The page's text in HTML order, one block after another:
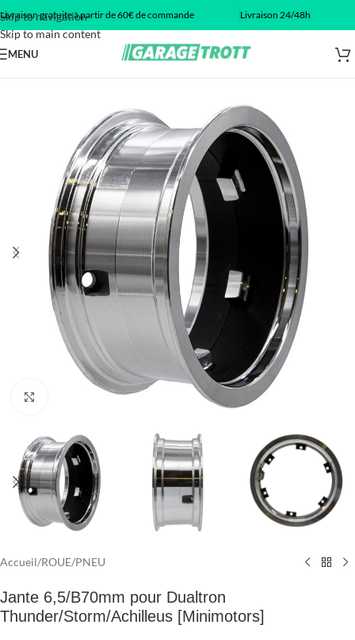
Skip to navigation
Skip to main content
Livraison gratuite à partir de 60€ de commande Livraison 24/48h
MENU
Click to enlarge
Accueil/ROUE/PNEU
Jante 6,5/B70mm pour Dualtron
Thunder/Storm/Achilleus [Minimotors]